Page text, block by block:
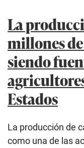
La
millones
siendo
Estados
La producción de
como una de las